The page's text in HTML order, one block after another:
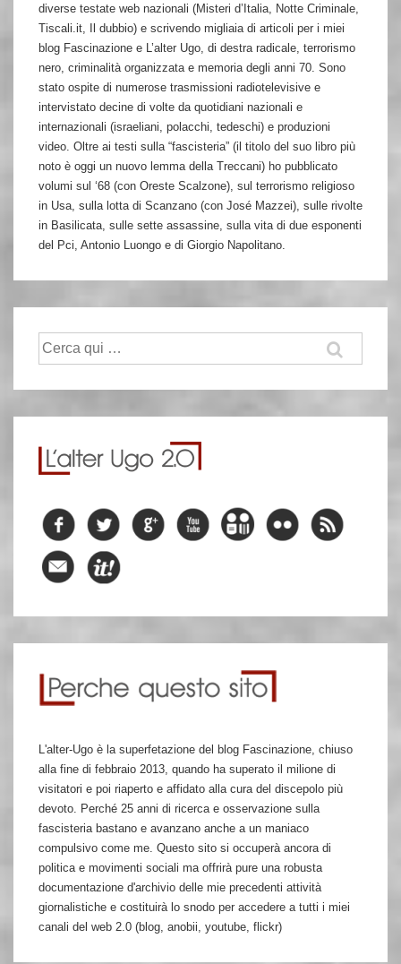
diverse testate web nazionali (Misteri d’Italia, Notte Criminale,
Tiscali.it, Il dubbio) e scrivendo migliaia di articoli per i miei
blog Fascinazione e L’alter Ugo, di destra radicale, terrorismo
nero, criminalità organizzata e memoria degli anni 70. Sono
stato ospite di numerose trasmissioni radiotelevisive e
intervistato decine di volte da quotidiani nazionali e
internazionali (israeliani, polacchi, tedeschi) e produzioni
video. Oltre ai testi sulla “fascisteria” (il titolo del suo libro più
noto è oggi un nuovo lemma della Treccani) ho pubblicato
volumi sul ‘68 (con Oreste Scalzone), sul terrorismo religioso
in Usa, sulla lotta di Scanzano (con José Mazzei), sulle rivolte
in Basilicata, sulle sette assassine, sulla vita di due esponenti
del Pci, Antonio Luongo e di Giorgio Napolitano.
Cerca:
L'alter-Ugo è la superfetazione del blog Fascinazione, chiuso
alla fine di febbraio 2013, quando ha superato il milione di
visitatori e poi riaperto e affidato alla cura del discepolo più
devoto. Perché 25 anni di ricerca e osservazione sulla
fascisteria bastano e avanzano anche a un maniaco
compulsivo come me. Questo sito si occuperà ancora di
politica e movimenti sociali ma offrirà pure una robusta
documentazione d'archivio delle mie precedenti attività
giornalistiche e costituirà lo snodo per accedere a tutti i miei
canali del web 2.0 (blog, anobii, youtube, flickr)